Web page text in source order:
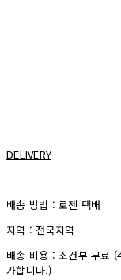
DELIVERY
배송 방법 : 로젠 택배
지역 : 전국지역
배송 비용 : 조건부 무료
가합니다.)